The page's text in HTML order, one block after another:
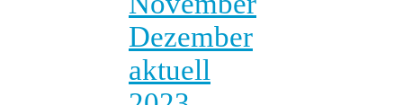
Dezember
aktuell